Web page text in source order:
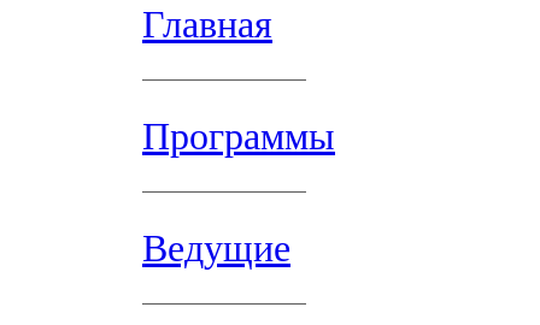
Главная
Программы
Ведущие